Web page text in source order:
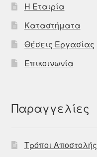
Η Εταιρία
Καταστήματα
Θέσεις Εργασίας
Επικοινωνία
Παραγγελίες
Τρόποι Αποστολής